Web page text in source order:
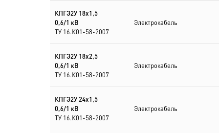
КПГЭ2У 18х1,5
0,6/1 кВ
ТУ 16.К01-58-2007
Электрокабель
КПГЭ2У 18х2,5
0,6/1 кВ
ТУ 16.К01-58-2007
Электрокабель
КПГЭ2У 24х1,5
0,6/1 кВ
ТУ 16.К01-58-2007
Электрокабель